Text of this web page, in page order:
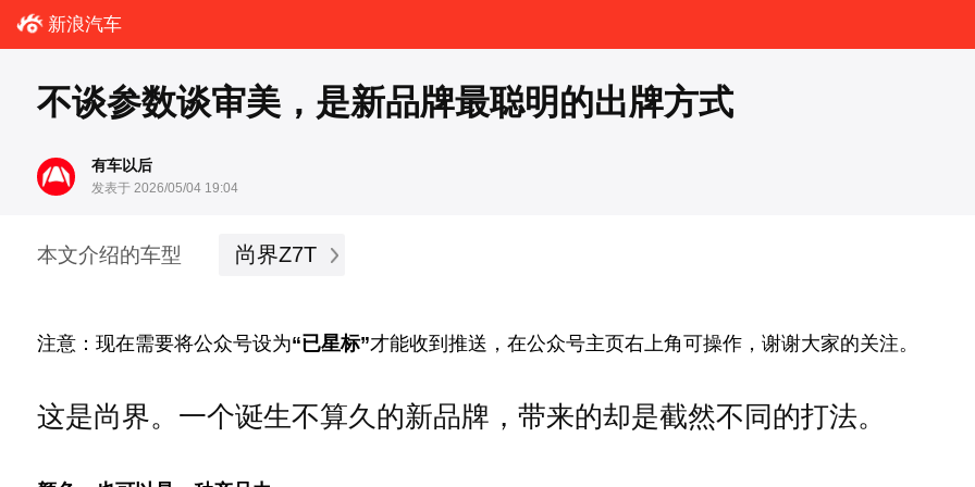
新浪汽车
不谈参数谈审美，是新品牌最聪明的出牌方式
有车以后
发表于 2026/05/04 19:04
本文介绍的车型 尚界Z7T
注意：现在需要将公众号设为“已星标”才能收到推送，在公众号主页右上角可操作，谢谢大家的关注。
这是尚界。一个诞生不算久的新品牌，带来的却是截然不同的打法。